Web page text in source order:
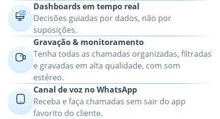
Dashboards em tempo real
Decisões guiadas por dados, não por
suposições.
Gravação & monitoramento
Tenha todas as chamadas organizadas, filtradas
e gravadas em alta qualidade, com som
estéreo.
Canal de voz no WhatsApp
Receba e faça chamadas sem sair do app
favorito do cliente.